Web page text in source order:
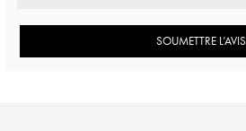
SOUMETTRE L’AVIS